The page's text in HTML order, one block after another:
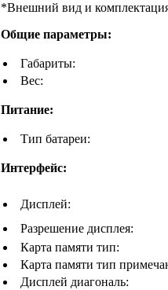
*Внешний вид и
Общие параметры:
Габариты:
Вес:
Питание:
Тип батареи:
Интерфейс:
Дисплей:
Разрешение дисплея:
Карта памяти тип:
Карта памяти тип
Дисплей диагональ: